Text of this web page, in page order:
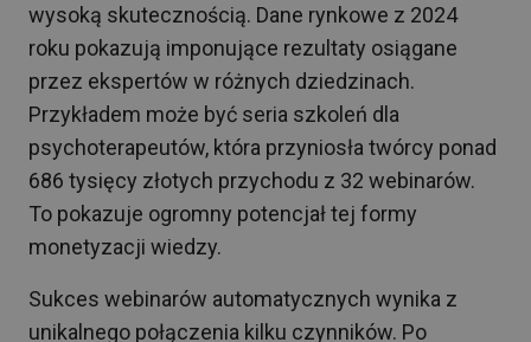
wysoką skutecznością. Dane rynkowe z 2024
roku pokazują imponujące rezultaty osiągane
przez ekspertów w różnych dziedzinach.
Przykładem może być seria szkoleń dla
psychoterapeutów, która przyniosła twórcy ponad
686 tysięcy złotych przychodu z 32 webinarów.
To pokazuje ogromny potencjał tej formy
monetyzacji wiedzy.
Sukces webinarów automatycznych wynika z
unikalnego połączenia kilku czynników. Po